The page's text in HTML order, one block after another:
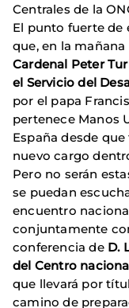
Centrales de la
El punto fuerte de
que, en la
Cardenal Peter
el Servicio del
por el papa
pertenece Manos
España desde
nuevo cargo
Pero no serán
se puedan
encuentro
conjuntamente
conferencia deD.
del Centro
que llevará por
camino de